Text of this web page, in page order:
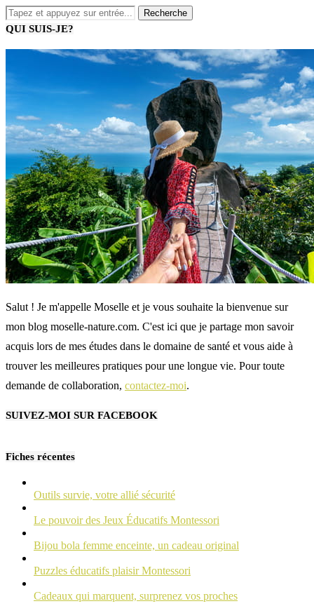
QUI SUIS-JE?
Salut ! Je m'appelle Moselle et je vous souhaite la bienvenue sur
mon blog moselle-nature.com. C'est ici que je partage mon savoir
acquis lors de mes études dans le domaine de santé et vous aide à
trouver les meilleures pratiques pour une longue vie. Pour toute
demande de collaboration, contactez-moi.
SUIVEZ-MOI SUR FACEBOOK
Fiches récentes
Outils survie, votre allié sécurité
Le pouvoir des Jeux Éducatifs Montessori
Bijou bola femme enceinte, un cadeau original
Puzzles éducatifs plaisir Montessori
Cadeaux qui marquent, surprenez vos proches